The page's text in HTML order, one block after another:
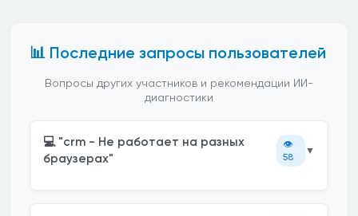
📊 Последние запросы пользователей
Вопросы других участников и рекомендации ИИ-
диагностики
💻 "crm - Не работает на разных
браузерах"
👁️
58
▼